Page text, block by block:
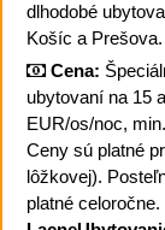
dlhodobé
Košíc a Prešova.
Cena:
ubytovaní na 15
EUR/os/noc,
Ceny sú platné
lôžkovej).
platné celoročne.